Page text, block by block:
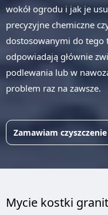
wokół ogrodu i jak je
precyzyjne chemiczne
dostosowanymi do tego
odpowiadają głównie
podlewania lub w
problem raz na zawsze.
Zamawiam czyszczenie
Mycie kostki